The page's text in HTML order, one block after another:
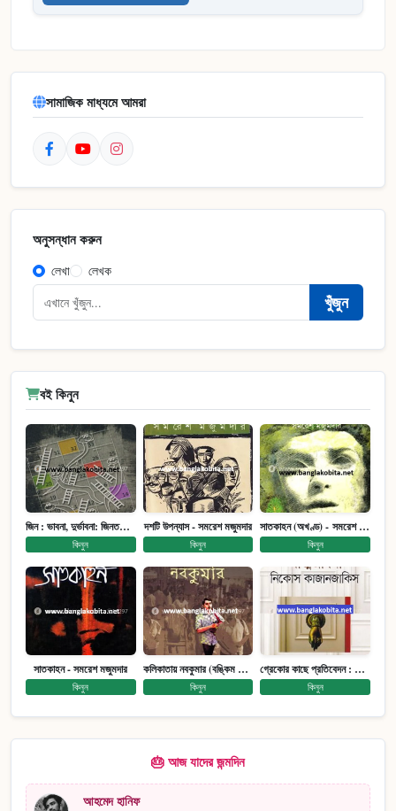
সামাজিক মাধ্যমে আমরা
অনুসন্ধান করুন
লেখা লেখক
খুঁজুন
বই কিনুন
জিন : ভাবনা, দুর্ভাবনা: জিনতত্ত্ব সমাজ ইতিহাস (পেপারব্যাক)
কিনুন
দশটি উপন্যাস - সমরেশ মজুমদার
কিনুন
সাতকাহন (অখণ্ড) - সমরেশ মজুমদার
কিনুন
সাতকাহন - সমরেশ মজুমদার
কিনুন
কলিকাতায় নবকুমার (বঙ্কিম পুরষ্কারে সম্মানিত)(মানবিক মেগা উপন্যাস)
কিনুন
গ্রেকোর কাছে প্রতিবেদন : আত্মজীবনী
কিনুন
🎂 আজ যাদের জন্মদিন
আহমেদ হানিফ